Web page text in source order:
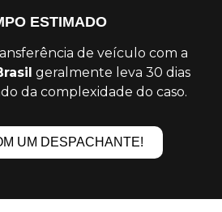
ESTIMADO
de veículo com a
geralmente leva 30 dias
da complexidade do caso.
UM DESPACHANTE!